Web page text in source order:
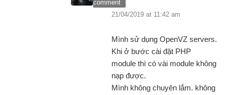
comment
21/04/2019 at 11:42 am
Mình sử dụng OpenVZ servers.
Khi ở bước cài đặt PHP
module thì có vài module không
nạp được.
Mình không chuyên lắm. không